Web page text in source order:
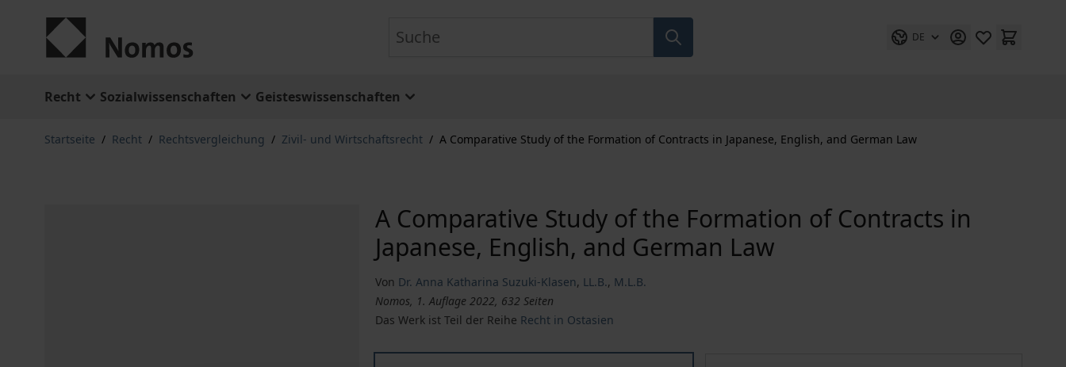
DE
Recht Sozialwissenschaften Geisteswissenschaften
Startseite / Recht / Rechtsvergleichung / Zivil- und Wirtschaftsrecht / A Comparative Study of the Formation of Contracts in Japanese, English, and German Law
A Comparative Study of the Formation of Contracts in
Japanese, English, and German Law
Von Dr. Anna Katharina Suzuki-Klasen, LL.B., M.L.B.
Nomos, 1. Auflage 2022, 632 Seiten
Das Werk ist Teil der Reihe Recht in Ostasien